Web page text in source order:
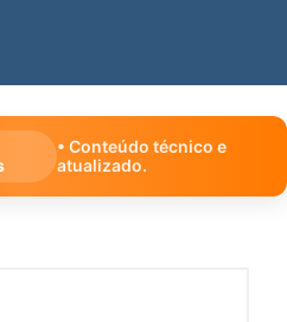
• Conteúdo técnico e
atualizado.